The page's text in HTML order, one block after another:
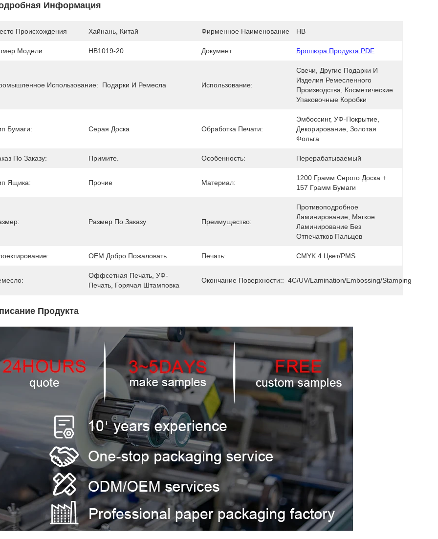
Информация
Происхождения Хайнань, Китай Фирменное Наименование HB
Модели HB1019-20 Документ Брошюра Продукта PDF
Использование: Подарки И Ремесла Использование:
Свечи, Другие Подарки И
Изделия Ремесленного
Производства, Косметические
Упаковочные Коробки
Бумаги: Серая Доска Обработка Печати:
Эмбоссинг, УФ-Покрытие,
Декорирование, Золотая
Фольга
По Заказу: Примите. Особенность: Перерабатываемый
Ящика: Прочие Материал:
1200 Грамм Серого Доска +
157 Грамм Бумаги
Размер По Заказу Преимущество:
Противоподробное
Ламинирование, Мягкое
Ламинирование Без
Отпечатков Пальцев
OEM Добро Пожаловать Печать: CMYK 4 Цвет/PMS
Оффсетная Печать, УФ-
Печать, Горячая Штамповка
Окончание Поверхности:: 4C/UV/Lamination/Embossing/Stamping
Продукта